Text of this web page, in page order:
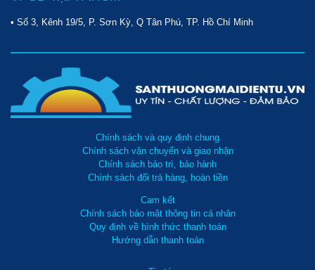
• Số 3, Kênh 19/5, P. Sơn Kỳ, Q Tân Phú, TP. Hồ Chí Minh
Chính sách và quy định chung
Chính sách vận chuyển và giao nhận
Chính sách bảo trì, bảo hành
Chính sách đổi trả hàng, hoàn tiền
Cam kết
Chính sách bảo mật thông tin cá nhân
Quy định về hình thức thanh toán
Hướng dẫn thanh toán